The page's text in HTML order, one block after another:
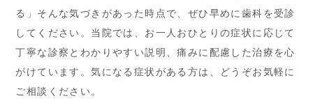
る」そんな気づきがあった時点で、ぜひ早めに歯科を受診
してください。当院では、お一人おひとりの症状に応じて
丁寧な診察とわかりやすい説明、痛みに配慮した治療を心
がけています。気になる症状がある方は、どうぞお気軽に
ご相談ください。